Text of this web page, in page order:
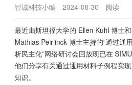
智诚科技小编 2024-08-30 阅读
最近由斯坦福大学的 Ellen Kuhl 博士
Mathias Peirlinck 博士主持的“通过通
析民主化”网络研讨会回放现已在
他们分享有关通过通用材料子例程实
知识。